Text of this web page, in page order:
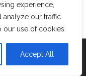
experience,
our traffic.
our use of cookies.
Accept All
Tema:Head Blog